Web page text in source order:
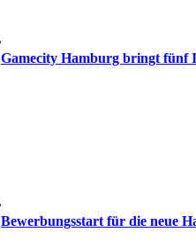
Gamecity Hamburg bringt fünf
Bewerbungsstart für die neue